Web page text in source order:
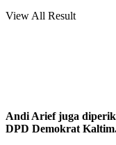
View All Result
Andi Arief juga
DPD Demokrat